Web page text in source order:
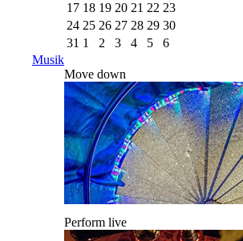
17 18 19 20 21 22 23
24 25 26 27 28 29 30
31 1 2 3 4 5
6
Musik
Move down
Perform live